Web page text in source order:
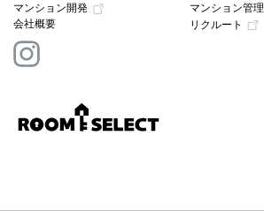
マンション開発
マンション管理
会社概要
リクルート